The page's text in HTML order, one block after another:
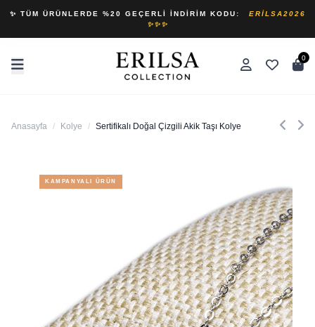
✨ TÜM ÜRÜNLERDE %20 GEÇERLI İNDIRIM KODU:
ERILSA2026
✨✨✨
0
Anasayfa / Kolye / Sertifikalı Doğal Çizgili Akik Taşı Kolye
KAMPANYALI ÜRÜN